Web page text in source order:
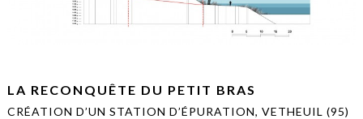
LA RECONQUÊTE DU PETIT BRAS
CRÉATION D’UN STATION D’ÉPURATION, VETHEUIL (95)